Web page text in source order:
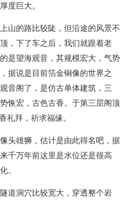
度巨大。
山的路比较陡，但沿途的风景不
，下了车之后，我们就跟着老
是望海观音，其规模宏大，气势
据说是目前箔金铜像的世界之
音阁了，是仿古单体建筑，三
恢宏，古色古香。于第三层阁顶
礼拜，祈求福缘。
头雄狮，估计是由此得名吧，据
千万年前这里是水位还是很高
。
道洞穴比较宽大，穿透整个岩